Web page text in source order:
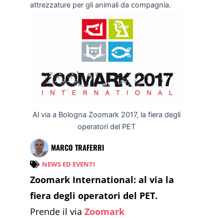
attrezzature per gli animali da compagnia.
Al via a Bologna Zoomark 2017, la fiera degli
operatori del PET
MARCO TRAFERRI
NEWS ED EVENTI
Zoomark International: al via la
fiera degli operatori del PET.
Prende il via Zoomark